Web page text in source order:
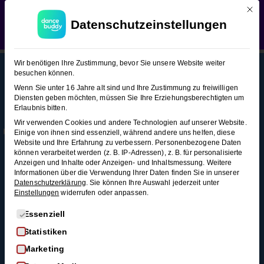
WEDDING SEASON SALE:
Hochzeitstanzkurse!Verwerfen
Langsamer Walzer (Figuren-
Snacks 2)
Langsamer
Walzer
(Figuren-
Snacks 2)
13
Rechtsflechte
4 Minuten
Schleife
3
Minuten
Doppel-
Schleife
This content is protected, pleaseloginand
iches
AGB
Datenschutz
Widerrufsrecht
Impressum
Infos
Membership
Kontakt
FAQ
Alle Blogartikel
Schwungvoll
durchstarten: Swing
tanzen für
Anfänger*innen
Mit
Datenschutzeinstellungen
Wir benötigen Ihre Zustimmung, bevor Sie unsere Website weiter
besuchen können.
Wenn Sie unter 16 Jahre alt sind und Ihre Zustimmung zu freiwilligen
Diensten geben möchten, müssen Sie Ihre Erziehungsberechtigten um
Erlaubnis bitten.
Wir verwenden Cookies und andere Technologien auf unserer Website.
Einige von ihnen sind essenziell, während andere uns helfen, diese
Website und Ihre Erfahrung zu verbessern. Personenbezogene Daten
können verarbeitet werden (z. B. IP-Adressen), z. B. für personalisierte
Anzeigen und Inhalte oder Anzeigen- und Inhaltsmessung. Weitere
Informationen über die Verwendung Ihrer Daten finden Sie in unserer
Datenschutzerklärung. Sie können Ihre Auswahl jederzeit unter
Einstellungen widerrufen oder anpassen.
Es folgt eine Liste der Service-Gruppen, für die eine
Essenziell
Statistiken
Marketing